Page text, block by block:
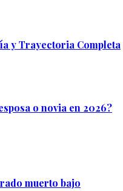
y Trayectoria Completa
o novia en 2026?
muerto bajo